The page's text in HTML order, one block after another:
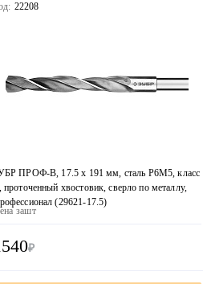
22208
ПРОФ-В, 17.5 х 191 мм, сталь Р6М5, класс
проточенный хвостовик, сверло по металлу,
(29621-17.5)
зашт
₽